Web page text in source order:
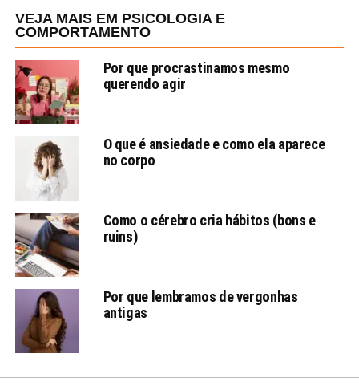
VEJA MAIS EM PSICOLOGIA E
COMPORTAMENTO
Por que procrastinamos mesmo
querendo agir
O que é ansiedade e como ela aparece
no corpo
Como o cérebro cria hábitos (bons e
ruins)
Por que lembramos de vergonhas
antigas